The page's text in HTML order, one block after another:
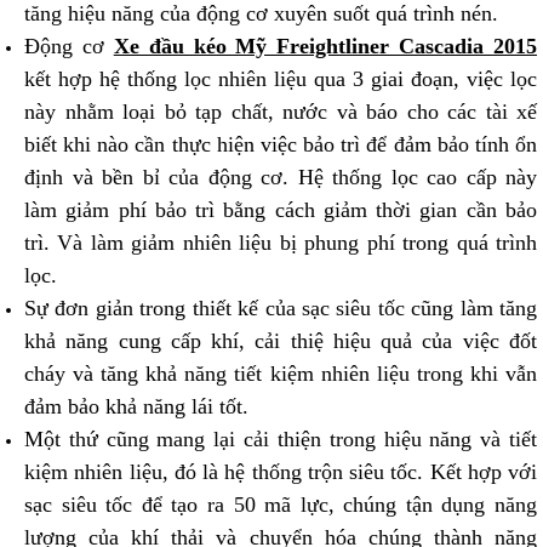
tăng hiệu năng của động cơ xuyên suốt quá trình nén.
Động cơ Xe đầu kéo Mỹ Freightliner Cascadia 2015
kết hợp hệ thống lọc nhiên liệu qua 3 giai đoạn, việc lọc
này nhằm loại bỏ tạp chất, nước và báo cho các tài xế
biết khi nào cần thực hiện việc bảo trì để đảm bảo tính ổn
định và bền bỉ của động cơ. Hệ thống lọc cao cấp này
làm giảm phí bảo trì bằng cách giảm thời gian cần bảo
trì. Và làm giảm nhiên liệu bị phung phí trong quá trình
lọc.
Sự đơn giản trong thiết kế của sạc siêu tốc cũng làm tăng
khả năng cung cấp khí, cải thiệ hiệu quả của việc đốt
cháy và tăng khả năng tiết kiệm nhiên liệu trong khi vẫn
đảm bảo khả năng lái tốt.
Một thứ cũng mang lại cải thiện trong hiệu năng và tiết
kiệm nhiên liệu, đó là hệ thống trộn siêu tốc. Kết hợp với
sạc siêu tốc để tạo ra 50 mã lực, chúng tận dụng năng
lượng của khí thải và chuyển hóa chúng thành năng